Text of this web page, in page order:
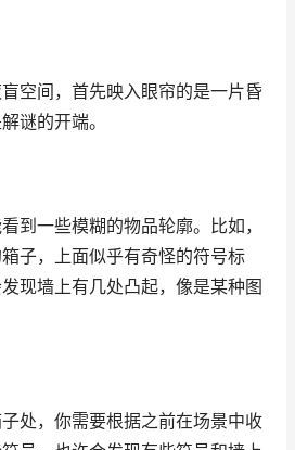
空间，首先映入眼帘的是一片昏
谜的开端。
到一些模糊的物品轮廓。比如，
子，上面似乎有奇怪的符号标
现墙上有几处凸起，像是某种图
处，你需要根据之前在场景中收